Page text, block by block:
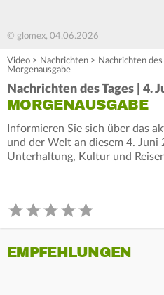
© glomex, 04.06.2026
Video > Nachrichten > Nachrichten
Morgenausgabe
Nachrichten des Tages | 4.
MORGENAUSGABE
Informieren Sie sich über das
und der Welt an diesem 4.
Unterhaltung, Kultur und
EMPFEHLUNGEN